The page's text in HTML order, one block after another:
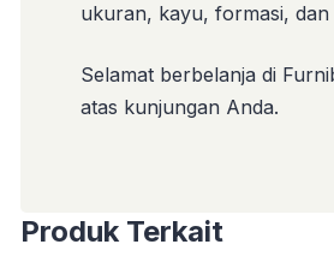
ukuran, kayu, formasi, dan
Selamat berbelanja di
atas kunjungan Anda.
Produk Terkait